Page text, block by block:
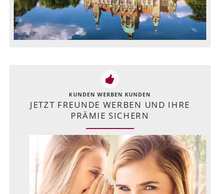
KUNDEN WERBEN KUNDEN
JETZT FREUNDE WERBEN UND IHRE
PRÄMIE SICHERN